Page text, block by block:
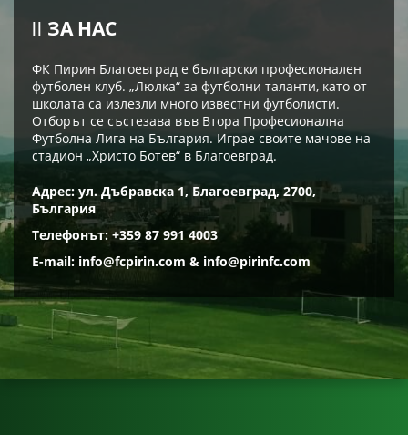
ЗА НАС
ФК Пирин Благоевград е български професионален
футболен клуб. „Люлка“ за футболни таланти, като от
школата са излезли много известни футболисти.
Отборът се състезава във Втора Професионална
Футболна Лига на България. Играе своите мачове на
стадион „Христо Ботев“ в Благоевград.
Адрес: ул. Дъбравска 1, Благоевград, 2700,
България
Телефонът: +359 87 991 4003
E-mail: info@fcpirin.com & info@pirinfc.com